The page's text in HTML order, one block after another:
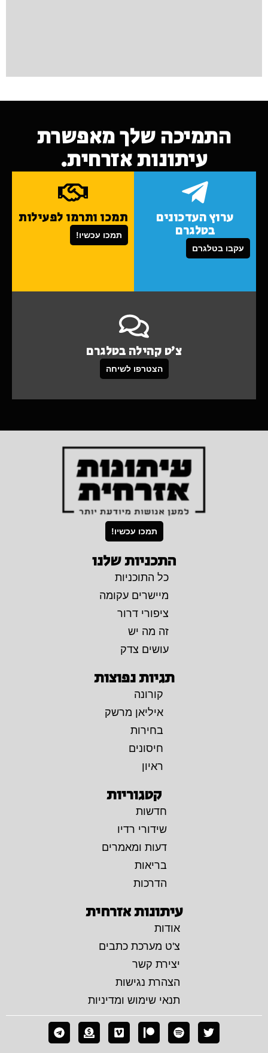
התמיכה שלך מאפשרת
עיתונות אזרחית.
ערוץ העדכונים
בטלגרם
עקבו בטלגרם
תמכו ותרמו לפעילות
תמכו עכשיו!
צ'ט קהילה בטלגרם
הצטרפו לשיחה
תמכו עכשיו!
התכניות שלנו
כל התוכניות
מיישרים עקומה
ציפורי דרור
זה מה יש
עושים צדק
תגיות נפוצות
קורונה
איליאן מרשק
בחירות
חיסונים
ראיון
קטגוריות
חדשות
שידורי רדיו
דעות ומאמרים
בריאות
הדרכות
עיתונות אזרחית
אודות
צ'ט מערכת כתבים
יצירת קשר
הצהרת נגישות
תנאי שימוש ומדיניות